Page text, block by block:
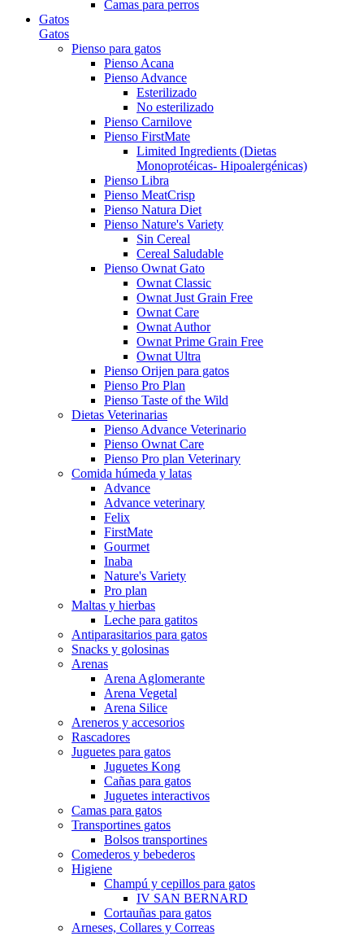
Camas para perros
Gatos
Gatos
Pienso para gatos
Pienso Acana
Pienso Advance
Esterilizado
No esterilizado
Pienso Carnilove
Pienso FirstMate
Limited Ingredients (Dietas
Monoprotéicas- Hipoalergénicas)
Pienso Libra
Pienso MeatCrisp
Pienso Natura Diet
Pienso Nature's Variety
Sin Cereal
Cereal Saludable
Pienso Ownat Gato
Ownat Classic
Ownat Just Grain Free
Ownat Care
Ownat Author
Ownat Prime Grain Free
Ownat Ultra
Pienso Orijen para gatos
Pienso Pro Plan
Pienso Taste of the Wild
Dietas Veterinarias
Pienso Advance Veterinario
Pienso Ownat Care
Pienso Pro plan Veterinary
Comida húmeda y latas
Advance
Advance veterinary
Felix
FirstMate
Gourmet
Inaba
Nature's Variety
Pro plan
Maltas y hierbas
Leche para gatitos
Antiparasitarios para gatos
Snacks y golosinas
Arenas
Arena Aglomerante
Arena Vegetal
Arena Silice
Areneros y accesorios
Rascadores
Juguetes para gatos
Juguetes Kong
Cañas para gatos
Juguetes interactivos
Camas para gatos
Transportines gatos
Bolsos transportines
Comederos y bebederos
Higiene
Champú y cepillos para gatos
IV SAN BERNARD
Cortauñas para gatos
Arneses, Collares y Correas